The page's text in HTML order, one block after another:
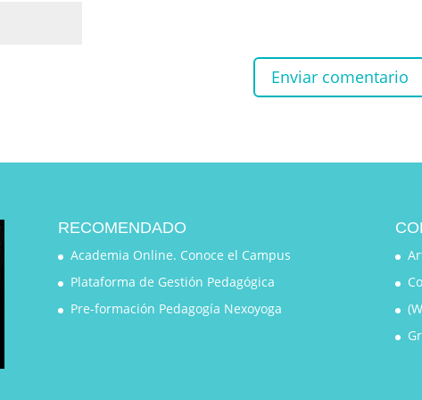
RECOMENDADO
Academia Online. Conoce el Campus
Plataforma de Gestión Pedagógica
Pre-formación Pedagogía Nexoyoga